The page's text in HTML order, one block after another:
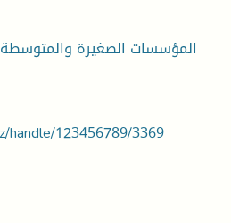
المؤسسات الصغیرة
handle/123456789/3369